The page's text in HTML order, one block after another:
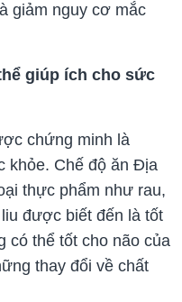
giảm nguy cơ mắc
giúp ích cho sức
chứng minh là
khỏe. Chế độ ăn Địa
thực phẩm như rau,
được biết đến là tốt
có thể tốt cho não của
thay đổi về chất